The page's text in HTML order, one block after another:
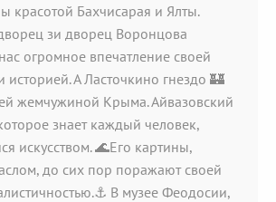
красотой Бахчисарая и Ялты.
зи дворец Воронцова
огромное впечатление своей
историей. А Ласточкино гнездо 🏰
жемчужиной Крыма. Айвазовский
знает каждый человек,
искусством. 🌊Его картины,
до сих пор поражают своей
В музее Феодосии,